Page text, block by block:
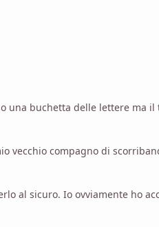
buchetta delle lettere ma
vecchio compagno di
al sicuro. Io ovviamente ho